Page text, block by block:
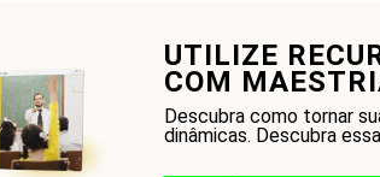
UTILIZE
COM
Descubra como tornar
dinâmicas. Descubra
a Bíblia? Glossário